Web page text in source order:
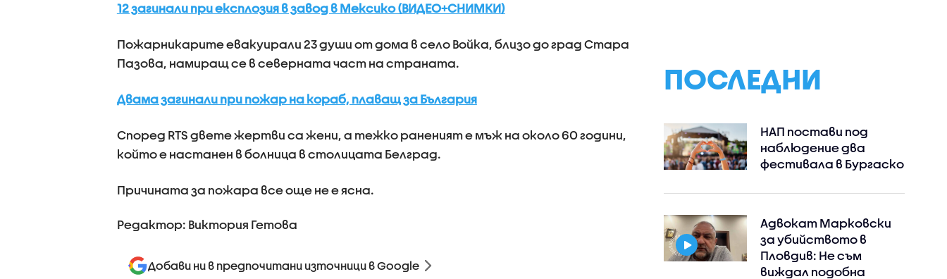
12 загинали при експлозия в завод в Мексико (ВИДЕО+СНИМКИ)
Пожарникарите евакуирали 23 души от дома в село Войка, близо до град Стара
Пазова, намиращ се в северната част на страната.
Двама загинали при пожар на кораб, плаващ за България
Според RTS двете жертви са жени, а тежко раненият е мъж на около 60 години,
който е настанен в болница в столицата Белград.
Причината за пожара все още не е ясна.
Редактор: Виктория Гетова
Добави ни в предпочитани източници в Google
ПОСЛЕДНИ
НАП постави под
наблюдение два
фестивала в Бургаско
Адвокат Марковски
за убийството в
Пловдив: Не съм
виждал подобна